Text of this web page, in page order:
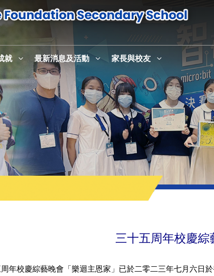
就 最新消息及活動 家長與校友
三十五周年校慶綜
年校慶綜藝晚會「樂迴主恩家」已於二零二三年七月六日